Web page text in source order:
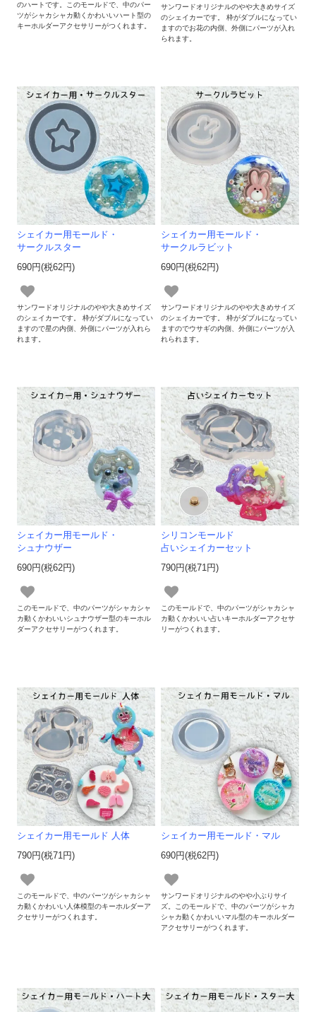
のハートです。このモールドで、中のパー
ツがシャカシャカ動くかわいいハート型の
キーホルダーアクセサリーがつくれます。
サンワードオリジナルのやや大きめサイズ
のシェイカーです。 枠がダブルになってい
ますのでお花の内側、外側にパーツが入れ
られます。
シェイカー用モールド・
サークルスター
690円(税62円)
サンワードオリジナルのやや大きめサイズ
のシェイカーです。 枠がダブルになってい
ますので星の内側、外側にパーツが入れら
れます。
シェイカー用モールド・
サークルラビット
690円(税62円)
サンワードオリジナルのやや大きめサイズ
のシェイカーです。 枠がダブルになってい
ますのでウサギの内側、外側にパーツが入
れられます。
シェイカー用モールド・
シュナウザー
690円(税62円)
このモールドで、中のパーツがシャカシャ
カ動くかわいいシュナウザー型のキーホル
ダーアクセサリーがつくれます。
シリコンモールド
占いシェイカーセット
790円(税71円)
このモールドで、中のパーツがシャカシャ
カ動くかわいい占いキーホルダーアクセサ
リーがつくれます。
シェイカー用モールド 人体
790円(税71円)
このモールドで、中のパーツがシャカシャ
カ動くかわいい人体模型のキーホルダーア
クセサリーがつくれます。
シェイカー用モールド・マル
690円(税62円)
サンワードオリジナルのやや小ぶりサイ
ズ。このモールドで、中のパーツがシャカ
シャカ動くかわいいマル型のキーホルダー
アクセサリーがつくれます。